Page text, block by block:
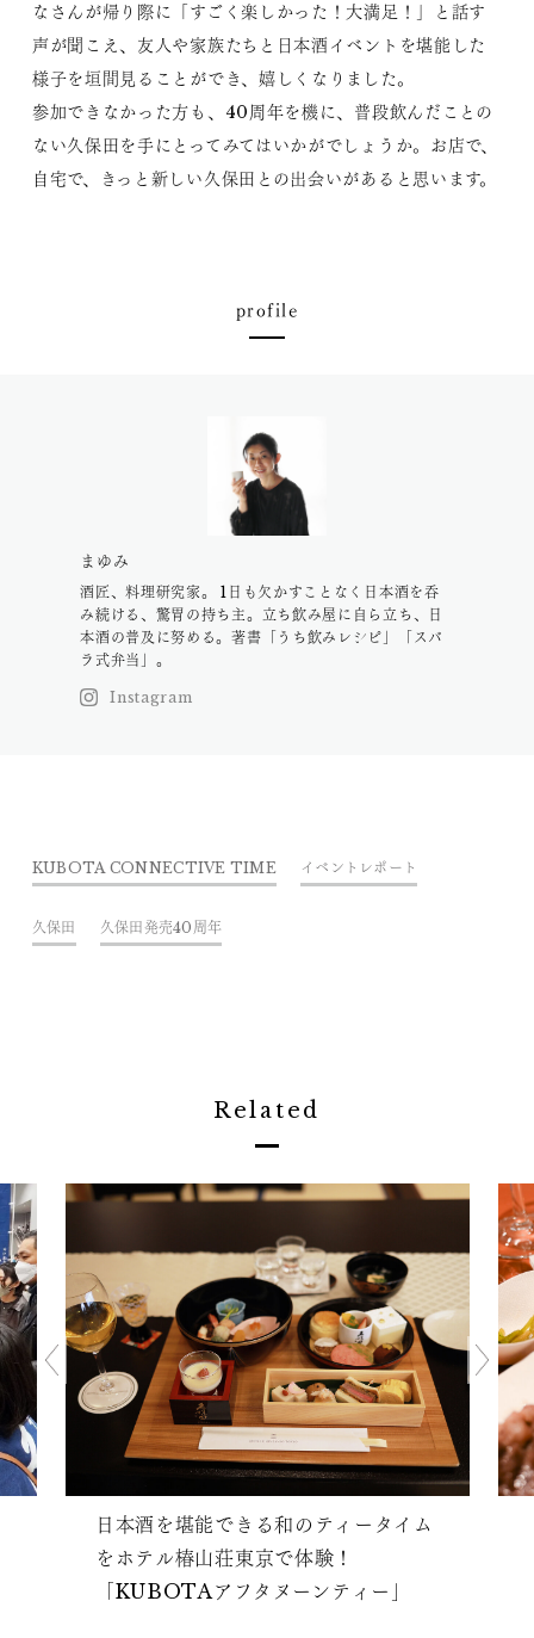
なさんが帰り際に「すごく楽しかった！大満足！」と話す
声が聞こえ、友人や家族たちと日本酒イベントを堪能した
様子を垣間見ることができ、嬉しくなりました。
参加できなかった方も、40周年を機に、普段飲んだことの
ない久保田を手にとってみてはいかがでしょうか。お店で、
自宅で、きっと新しい久保田との出会いがあると思います。
profile
まゆみ
酒匠、料理研究家。 1日も欠かすことなく日本酒を呑
み続ける、驚胃の持ち主。立ち飲み屋に自ら立ち、日
本酒の普及に努める。著書「うち飲みレシピ」「スバ
ラ式弁当」。
Instagram
KUBOTA CONNECTIVE TIME イベントレポート
久保田 久保田発売40周年
Related
日本酒を堪能できる和のティータイム
をホテル椿山荘東京で体験！
「KUBOTAアフタヌーンティー」